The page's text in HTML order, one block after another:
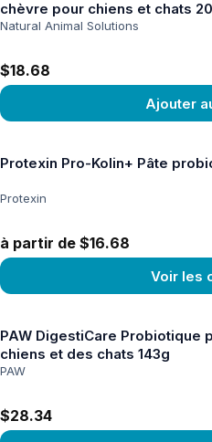
chèvre pour chiens et chats
Natural Animal Solutions
$18.68
Ajouter
Protexin Pro-Kolin+ Pâte
Protexin
à partir de $16.68
Voir les
PAW DigestiCare Probiotique
chiens et des chats 143g
PAW
$28.34